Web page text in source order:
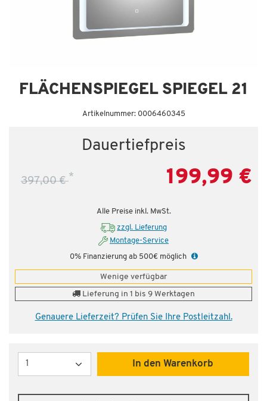
FLÄCHENSPIEGEL SPIEGEL 21
Artikelnummer: 0006460345
Dauertiefpreis
397,00 €* 199,99 €
Alle Preise inkl. MwSt.
zzgl. Lieferung
Montage-Service
0% Finanzierung ab 500€ möglich
Wenige verfügbar
Lieferung in 1 bis 9 Werktagen
Genauere Lieferzeit? Prüfen Sie Ihre Postleitzahl.
Menge
In den Warenkorb
179,99 €